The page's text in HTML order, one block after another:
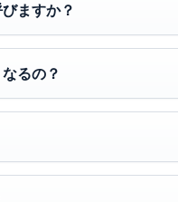
ますか？
るの？